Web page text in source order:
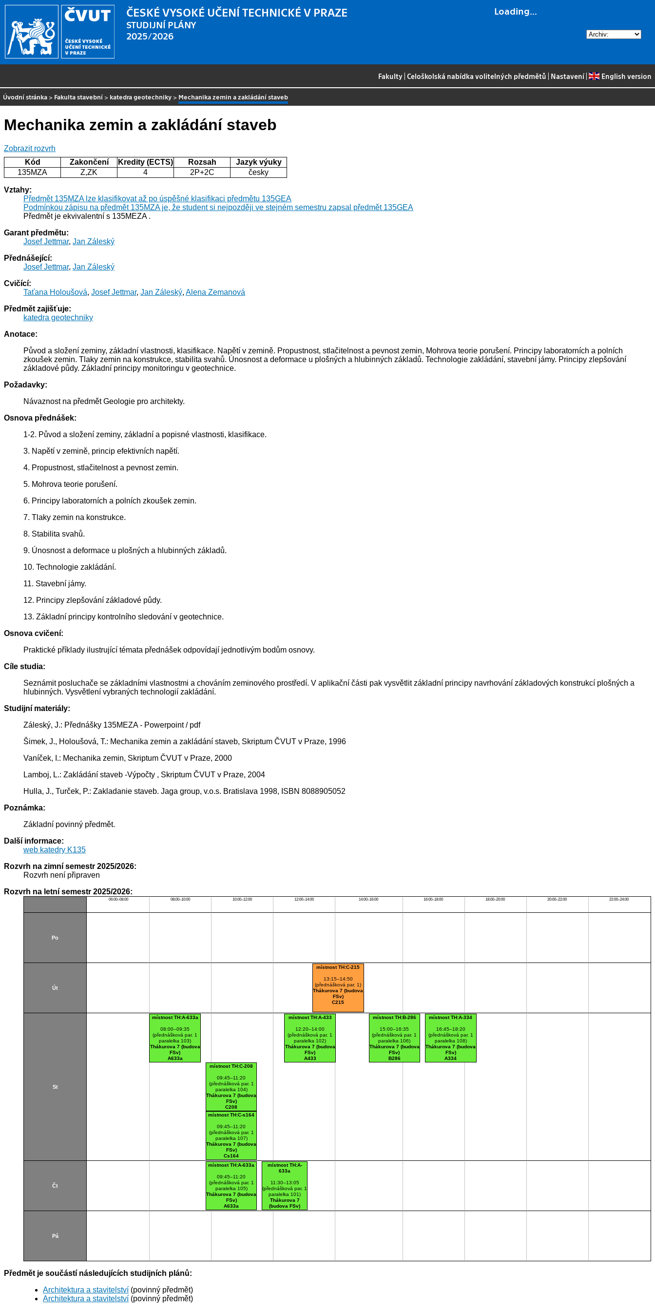
Loading...
ČESKÉ VYSOKÉ UČENÍ TECHNICKÉ V PRAZE
STUDIJNÍ PLÁNY
2025/2026
Fakulty |Celoškolská nabídka volitelných předmětů Nastavení| English version
Úvodní stránka > Fakulta stavební > katedra geotechniky > Mechanika zemin a zakládání staveb
Mechanika zemin a zakládání staveb
Zobrazit rozvrh
Kód
Zakončení Kredity (ECTS) Rozsah
Jazyk výuky
135MZA
Z,ZK 4 2P+2C česky
Vztahy:
Předmět 135MZA lze klasifikovat až po úspěšné klasifikaci předmětu 135GEA
Podmínkou zápisu na předmět 135MZA je, že student si nejpozději ve stejném semestru zapsal předmět 135GEA
Předmět je ekvivalentní s 135MEZA .
Garant předmětu:
Josef Jettmar, Jan Záleský
Přednášející:
Josef Jettmar, Jan Záleský
Cvičící:
Taťana Holoušová, Josef Jettmar, Jan Záleský, Alena Zemanová
Předmět zajišťuje:
katedra geotechniky
Anotace:
Původ a složení zeminy, základní vlastnosti, klasifikace. Napětí v zemině. Propustnost, stlačitelnost a pevnost zemin, Mohrova teorie porušení. Principy laboratorních a polních
zkoušek zemin. Tlaky zemin na konstrukce, stabilita svahů. Únosnost a deformace u plošných a hlubinných základů. Technologie zakládání, stavební jámy. Principy zlepšování
základové půdy. Základní principy monitoringu v geotechnice.
Požadavky:
Návaznost na předmět Geologie pro architekty.
Osnova přednášek:
1-2. Původ a složení zeminy, základní a popisné vlastnosti, klasifikace.
3. Napětí v zemině, princip efektivních napětí.
4. Propustnost, stlačitelnost a pevnost zemin.
5. Mohrova teorie porušení.
6. Principy laboratorních a polních zkoušek zemin.
7. Tlaky zemin na konstrukce.
8. Stabilita svahů.
9. Únosnost a deformace u plošných a hlubinných základů.
10. Technologie zakládání.
11. Stavební jámy.
12. Principy zlepšování základové půdy.
13. Základní principy kontrolního sledování v geotechnice.
Osnova cvičení:
Praktické příklady ilustrující témata přednášek odpovídají jednotlivým bodům osnovy.
Cíle studia:
Seznámit posluchače se základními vlastnostmi a chováním zeminového prostředí. V aplikační části pak vysvětlit základní principy navrhování základových konstrukcí plošných a
hlubinných. Vysvětlení vybraných technologií zakládání.
Studijní materiály:
Záleský, J.: Přednášky 135MEZA - Powerpoint / pdf
Šimek, J., Holoušová, T.: Mechanika zemin a zakládání staveb, Skriptum ČVUT v Praze, 1996
Vaníček, I.: Mechanika zemin, Skriptum ČVUT v Praze, 2000
Lamboj, L.: Zakládání staveb -Výpočty , Skriptum ČVUT v Praze, 2004
Hulla, J., Turček, P.: Zakladanie staveb. Jaga group, v.o.s. Bratislava 1998, ISBN 8088905052
Poznámka:
Základní povinný předmět.
Další informace:
web katedry K135
Rozvrh na zimní semestr 2025/2026:
Rozvrh není připraven
Rozvrh na letní semestr 2025/2026:
06:00–08:00 08:00–10:00 10:00–12:00 12:00–14:00 14:00–16:00 16:00–18:00 18:00–20:00 20:00–22:00 22:00–24:00
Po
Út
místnost TH:C-215
13:15–14:50
(přednášková par. 1)
Thákurova 7 (budova
FSv)
C215
St
místnost TH:A-633a
08:00–09:35
(přednášková par. 1
paralelka 103)
Thákurova 7 (budova
FSv)
A633a
místnost TH:A-433
12:20–14:00
(přednášková par. 1
paralelka 102)
Thákurova 7 (budova
FSv)
A433
místnost TH:B-286
15:00–16:35
(přednášková par. 1
paralelka 106)
Thákurova 7 (budova
FSv)
B286
místnost TH:A-334
16:45–18:20
(přednášková par. 1
paralelka 108)
Thákurova 7 (budova
FSv)
A334
místnost TH:C-208
09:45–11:20
(přednášková par. 1
paralelka 104)
Thákurova 7 (budova
FSv)
C208
místnost TH:C-s164
09:45–11:20
(přednášková par. 1
paralelka 107)
Thákurova 7 (budova
FSv)
Cs164
Čt
místnost TH:A-633a
09:45–11:20
(přednášková par. 1
paralelka 105)
Thákurova 7 (budova
FSv)
A633a
místnost TH:A-
633a
11:30–13:05
(přednášková par. 1
paralelka 101)
Thákurova 7
(budova FSv)
A633a
Pá
Předmět je součástí následujících studijních plánů:
Architektura a stavitelství (povinný předmět)
Architektura a stavitelství (povinný předmět)